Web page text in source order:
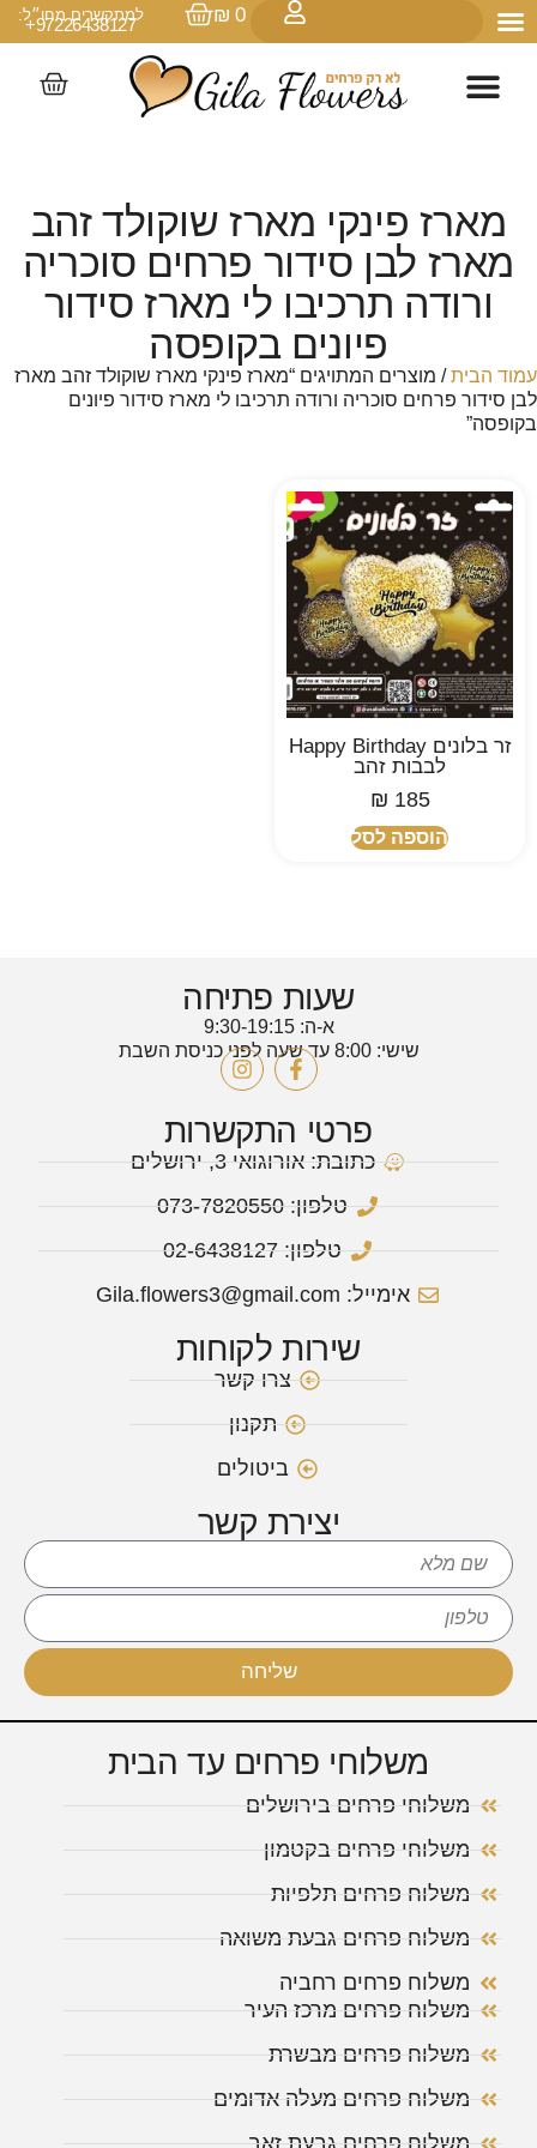
₪ 0 למתקשרים מחו״ל:
97226438127+
מארז פינקי מארז שוקולד זהב
מארז לבן סידור פרחים סוכריה
ורודה תרכיבו לי מארז סידור
פיונים בקופסה
עמוד הבית/ מוצרים המתויגים “מארז פינקי מארז שוקולד זהב מארז
לבן סידור פרחים סוכריה ורודה תרכיבו לי מארז סידור פיונים
בקופסה”
זר בלונים Happy Birthday
לבבות זהב
₪ 185
הוספה לסל
שעות פתיחה
א-ה: 9:30-19:15
שישי: 8:00 עד שעה לפני כניסת השבת
פרטי התקשרות
כתובת: אורוגואי 3, ירושלים
טלפון: 073-7820550
טלפון: 02-6438127
אימייל: Gila.flowers3@gmail.com
שירות לקוחות
צרו קשר
תקנון
ביטולים
יצירת קשר
שליחה
משלוחי פרחים עד הבית
משלוחי פרחים בירושלים
משלוחי פרחים בקטמון
משלוח פרחים תלפיות
משלוח פרחים גבעת משואה
משלוח פרחים רחביה
משלוח פרחים מרכז העיר
משלוח פרחים מבשרת
משלוח פרחים מעלה אדומים
משלוח פרחים גבעת זאב